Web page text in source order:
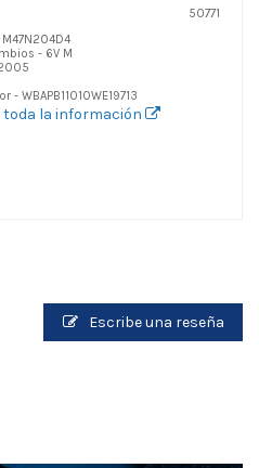
50771
- 6V M
WBAPB11010WE19713
toda la información
Escribe una reseña